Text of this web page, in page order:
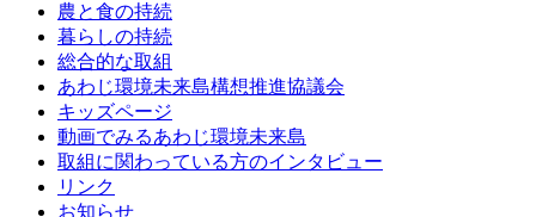
農と食の持続
暮らしの持続
総合的な取組
あわじ環境未来島構想推進協議会
キッズページ
動画でみるあわじ環境未来島
取組に関わっている方のインタビュー
リンク
お知らせ